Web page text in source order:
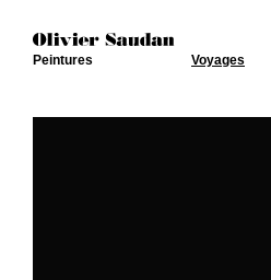
Peintures Voyages